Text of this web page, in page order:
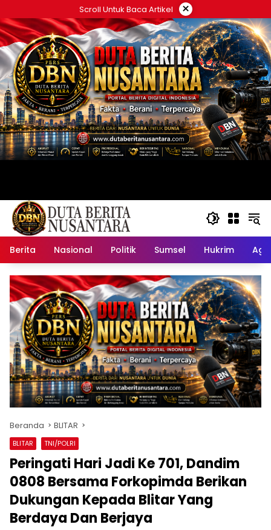
ke
konten
Scroll Untuk Baca Artikel ×
Berita Nasional Politik Sumsel Hukrim
Beranda BLITAR
BLITAR TNI/POLRI
Peringati Hari Jadi Ke 701, Dandim
0808 Bersama Forkopimda Berikan
Dukungan Kepada Blitar Yang
Berdaya Dan Berjaya